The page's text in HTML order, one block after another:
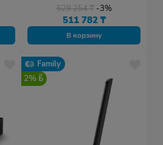
529 254₸ -3%
511 782 ₸
В корзину
Family
2%